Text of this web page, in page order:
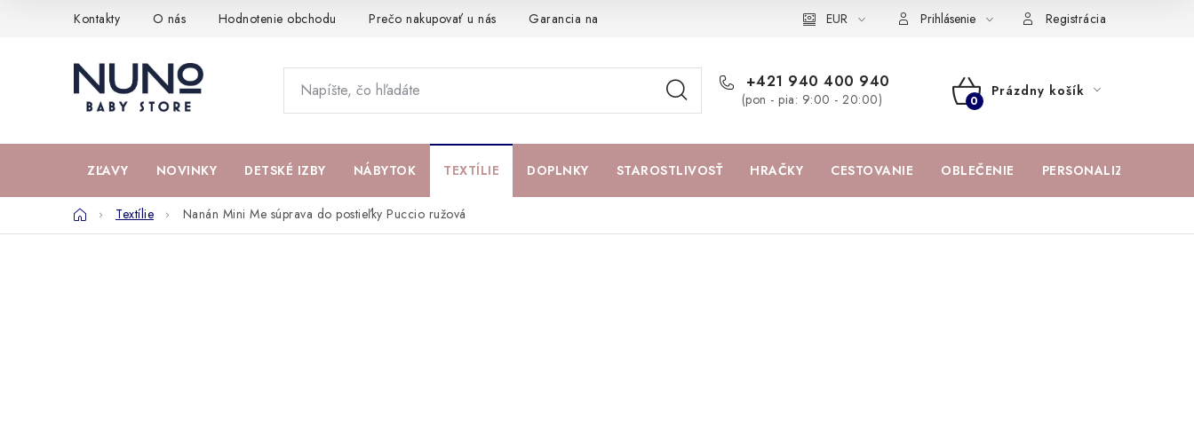
Kontakty O nás Hodnotenie obchodu Prečo nakupovať u nás Garancia najlepšej ceny Darčeková poukážka Spolupráca s influencermi BABY zoznam obľúbených
EUR Prihlásenie Registrácia
+421 940 400 940
(pon - pia: 9:00 - 20:00)
NÁKUPNÝ
Prázdny košík
ZĽAVY NOVINKY DETSKÉ IZBY NÁBYTOK TEXTÍLIE DOPLNKY STAROSTLIVOSŤ HRAČKY CESTOVANIE OBLEČENIE PERSONALIZOVANÉ
DomovTextílie Nanán Mini Me súprava do postieľky Puccio ružová